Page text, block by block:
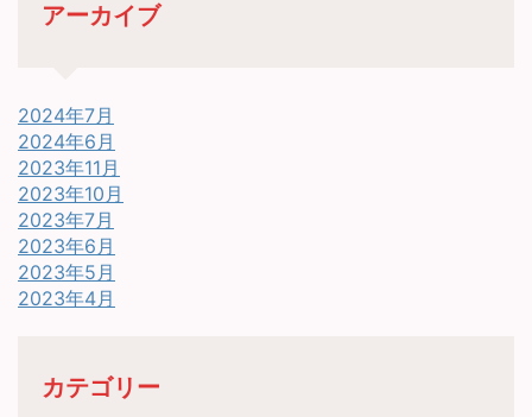
アーカイブ
2024年7月
2024年6月
2023年11月
2023年10月
2023年7月
2023年6月
2023年5月
2023年4月
カテゴリー